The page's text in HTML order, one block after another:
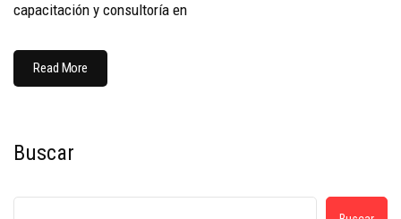
capacitación y consultoría en
Read More
Buscar